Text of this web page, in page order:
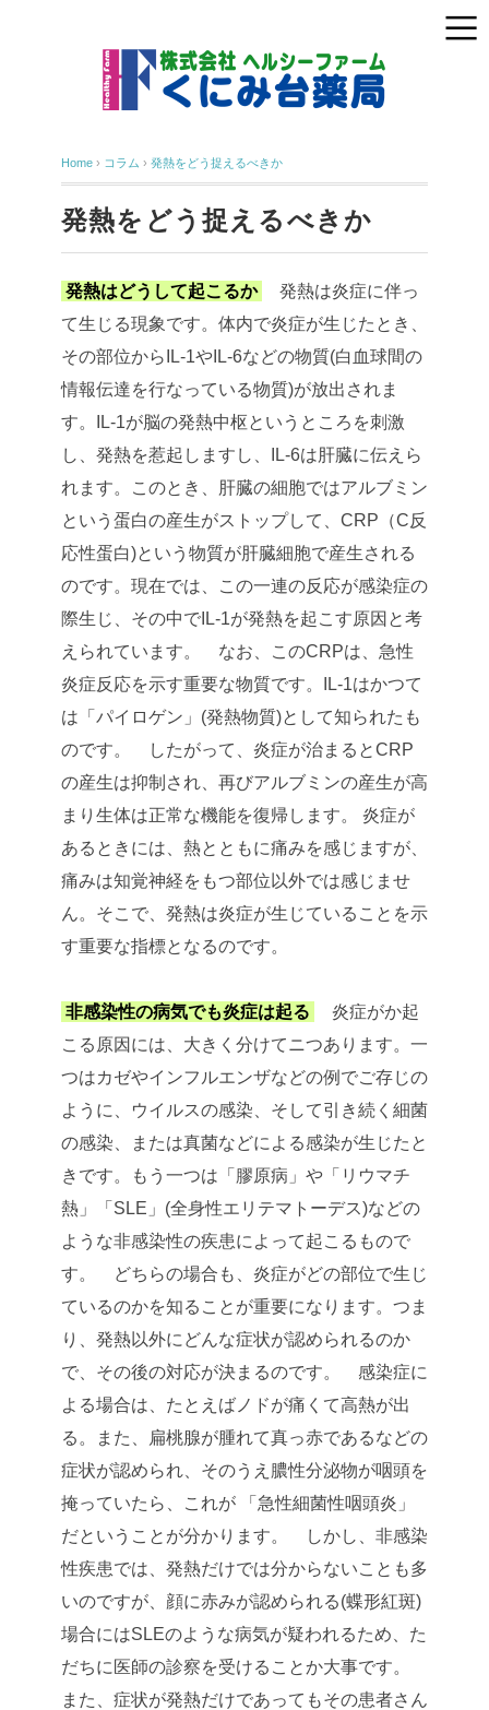
Home › コラム › 発熱をどう捉えるべきか
発熱をどう捉えるべきか
発熱はどうして起こるか
発熱は炎症に伴っ
て生じる現象です。体内で炎症が生じたとき、
その部位からIL-1やIL-6などの物質(白血球間の
情報伝達を行なっている物質)が放出されま
す。IL-1が脳の発熱中枢というところを刺激
し、発熱を惹起しますし、IL-6は肝臓に伝えら
れます。このとき、肝臓の細胞ではアルブミン
という蛋白の産生がストップして、CRP（C反
応性蛋白)という物質が肝臓細胞で産生される
のです。現在では、この一連の反応が感染症の
際生じ、その中でIL-1が発熱を起こす原因と考
えられています。
なお、このCRPは、急性
炎症反応を示す重要な物質です。IL-1はかつて
は「パイロゲン」(発熱物質)として知られたも
のです。
したがって、炎症が治まるとCRP
の産生は抑制され、再びアルブミンの産生が高
まり生体は正常な機能を復帰します。 炎症が
あるときには、熱とともに痛みを感じますが、
痛みは知覚神経をもつ部位以外では感じませ
ん。そこで、発熱は炎症が生じていることを示
す重要な指標となるのです。
非感染性の病気でも炎症は起る
炎症がか起
こる原因には、大きく分けてニつあります。一
つはカゼやインフルエンザなどの例でご存じの
ように、ウイルスの感染、そして引き続く細菌
の感染、または真菌などによる感染が生じたと
きです。もう一つは「膠原病」や「リウマチ
熱」「SLE」(全身性エリテマトーデス)などの
ような非感染性の疾患によって起こるもので
す。
どちらの場合も、炎症がどの部位で生じ
ているのかを知ることが重要になります。つま
り、発熱以外にどんな症状が認められるのか
で、その後の対応が決まるのです。
感染症に
よる場合は、たとえばノドが痛くて高熱が出
る。また、扁桃腺が腫れて真っ赤であるなどの
症状が認められ、そのうえ膿性分泌物が咽頭を
掩っていたら、これが 「急性細菌性咽頭炎」
だということが分かります。
しかし、非感染
性疾患では、発熱だけでは分からないことも多
いのですが、顔に赤みが認められる(蝶形紅斑)
場合にはSLEのような病気が疑われるため、た
だちに医師の診察を受けることか大事です。
また、症状が発熱だけであってもその患者さん